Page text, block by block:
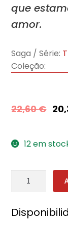
que
amor.
Saga / Série:
Coleção:
22,60€
12 em
Quantidade
Meta